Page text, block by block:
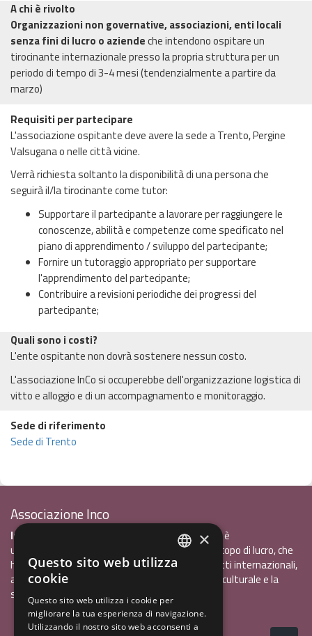
A chi è rivolto
Organizzazioni non governative, associazioni, enti locali
senza fini di lucro o aziendeche intendono ospitare un
tirocinante internazionale presso la propria struttura per un
periodo di tempo di 3-4 mesi (tendenzialmente a partire da
marzo)
Requisiti per partecipare
L'associazione ospitante deve avere la sede a Trento, Pergine
Valsugana o nelle città vicine.
Verrà richiesta soltanto la disponibilità di una persona che
seguirà il/la tirocinante come tutor:
Supportare il partecipante a lavorare per raggiungere le
conoscenze, abilità e competenze come specificato nel
piano di apprendimento / sviluppo del partecipante;
Fornire un tutoraggio appropriato per supportare
l'apprendimento del partecipante;
Contribuire a revisioni periodiche dei progressi del
partecipante;
Quali sono i costi?
L'ente ospitante non dovrà sostenere nessun costo.
L'associazione InCo si occuperebbe dell'organizzazione logistica di
vitto e alloggio e di un accompagnamento e monitoraggio.
Sede di riferimento
Sede di Trento
Associazione Inco
InCo - Interculturalità & Comunicazione APSè
un'associazione di promozione sociale, senza scopo di lucro, che
ha l'obiettivo di promuovere gli scambi e i contatti internazionali,
al fine accrescere tra i giovani la sensibilità interculturale e la
solidarietà internazionale.
Privacy policy.pdf120,41 kB
GERMAN
×
Questo sito web utilizza
cookie
Questo sito web utilizza i cookie per
migliorare la tua esperienza di navigazione.
Utilizzando il nostro sito web acconsenti a